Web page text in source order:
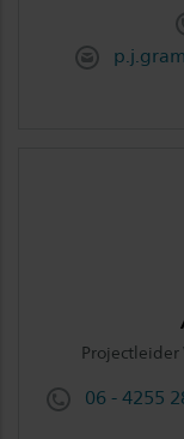
Projectleider
06 - 4255